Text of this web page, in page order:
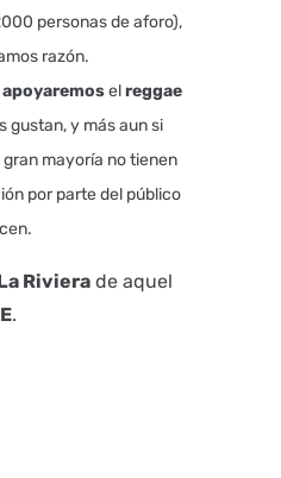
personas de aforo),
razón.
apoyaremoselreggae
gustan, y más aun si
mayoría no tienen
por parte del público
Rivierade aquel
.